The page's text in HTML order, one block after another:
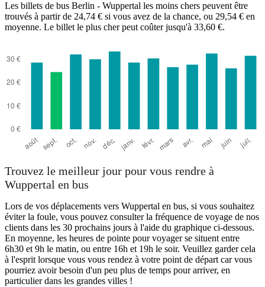
Les billets de bus Berlin - Wuppertal les moins chers peuvent être
trouvés à partir de 24,74 € si vous avez de la chance, ou 29,54 € en
moyenne. Le billet le plus cher peut coûter jusqu'à 33,60 €.
Trouvez le meilleur jour pour vous rendre à
Wuppertal en bus
Lors de vos déplacements vers Wuppertal en bus, si vous souhaitez
éviter la foule, vous pouvez consulter la fréquence de voyage de nos
clients dans les 30 prochains jours à l'aide du graphique ci-dessous.
En moyenne, les heures de pointe pour voyager se situent entre
6h30 et 9h le matin, ou entre 16h et 19h le soir. Veuillez garder cela
à l'esprit lorsque vous vous rendez à votre point de départ car vous
pourriez avoir besoin d'un peu plus de temps pour arriver, en
particulier dans les grandes villes !